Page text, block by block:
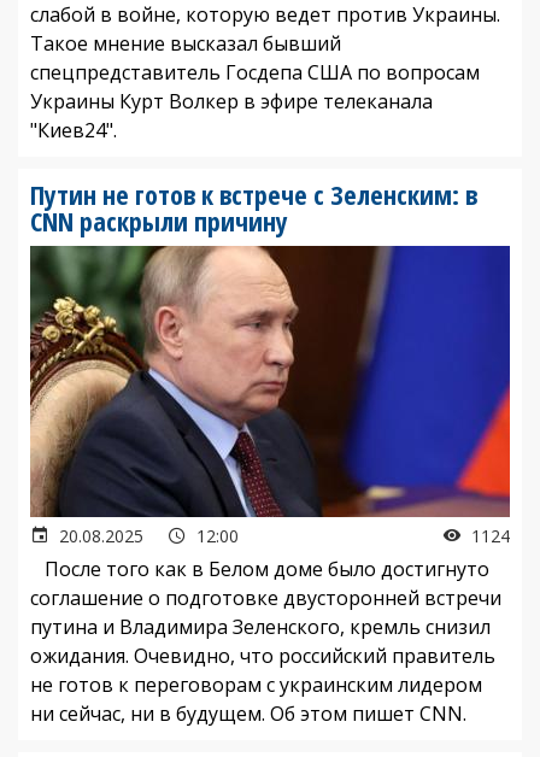
слабой в войне, которую ведет против Украины.
Такое мнение высказал бывший
спецпредставитель Госдепа США по вопросам
Украины Курт Волкер в эфире телеканала
"Киев24".
Путин не готов к встрече с Зеленским: в
CNN раскрыли причину
20.08.2025 12:00 1124
После того как в Белом доме было достигнуто
соглашение о подготовке двусторонней встречи
путина и Владимира Зеленского, кремль снизил
ожидания. Очевидно, что российский правитель
не готов к переговорам с украинским лидером
ни сейчас, ни в будущем. Об этом пишет CNN.